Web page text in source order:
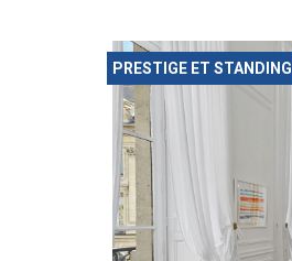
PRESTIGE ET STANDING